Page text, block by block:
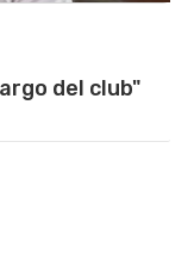
del club"